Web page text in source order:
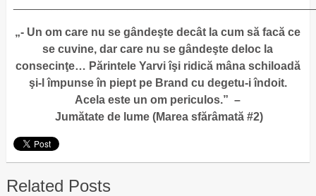
„- Un om care nu se gândeşte decât la cum să facă ce
se cuvine, dar care nu se gândeşte deloc la
consecinţe… Părintele Yarvi îşi ridică mâna schiloadă
şi-l împunse în piept pe Brand cu degetu-i îndoit.
Acela este un om periculos.” –
Jumătate de lume (Mareasfărâmată #2)
Related Posts